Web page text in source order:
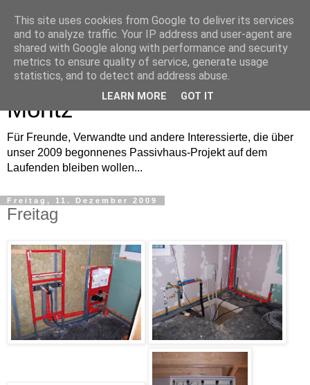
Bautagebuch von Anne und
Moritz
Für Freunde, Verwandte und andere Interessierte, die über
unser 2009 begonnenes Passivhaus-Projekt auf dem
Laufenden bleiben wollen...
Freitag, 11. Dezember 2009
Freitag
This site uses cookies from Google to deliver its services
and to analyze traffic. Your IP address and user-agent are
shared with Google along with performance and security
metrics to ensure quality of service, generate usage
statistics, and to detect and address abuse.
LEARN MORE GOT IT